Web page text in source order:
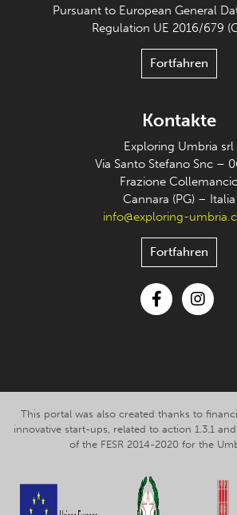
Pursuant to European General
Regulation UE 2016/679
Fortfahren
Kontakte
Exploring Umbria srl
Via Santo Stefano Snc –
Frazione
Cannara (PG) – Italia
info@exploring-
Fortfahren
This portal was also created thanks to
innovative start-ups, related to action 1.3.1
of the FESR 2014-2020 for the